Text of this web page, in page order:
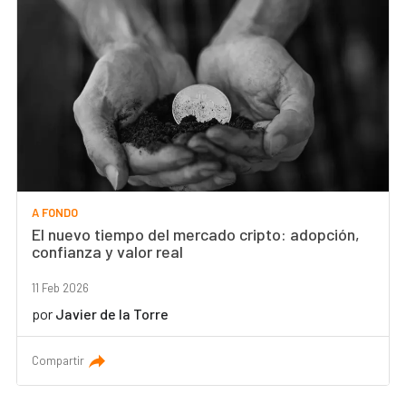
A FONDO
El nuevo tiempo del mercado cripto: adopción,
confianza y valor real
11 Feb 2026
por Javier de la Torre
Compartir